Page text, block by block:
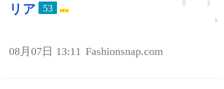
リア
53
08月07日 13:11 Fashionsnap.com